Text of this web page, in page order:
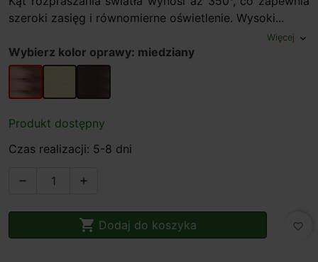
szeroki zasięg i równomierne oświetlenie. Wysoki...
Więcej expand_more
Wybierz kolor oprawy: miedziany
miedzianymosiądzciemny brąz
Produkt dostępny
Czas realizacji: 5-8 dni
 
 Dodaj do koszyka favorite_border